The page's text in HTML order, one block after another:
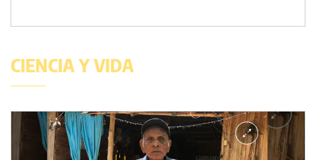
CIENCIA Y VIDA